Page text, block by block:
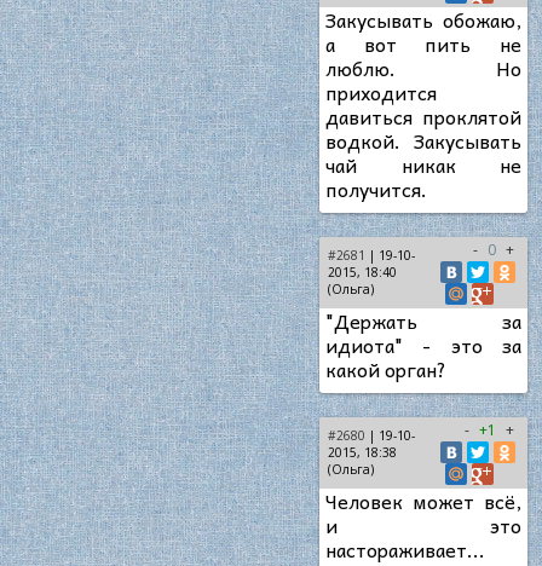
Закусывать обожаю,
а вот пить не
люблю. Но
приходится
давиться проклятой
водкой. Закусывать
чай никак не
получится.
#2681 | 19-10-
2015, 18:40
(Ольга)
- 0 +
"Держать за
идиота" - это за
какой орган?
#2680 | 19-10-
2015, 18:38
(Ольга)
- +1 +
Человек может всё,
и это
настораживает...